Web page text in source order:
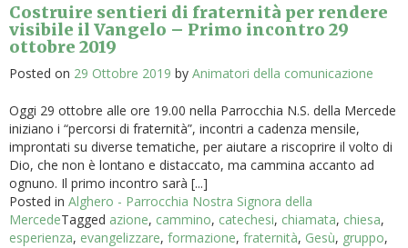
Costruire sentieri di fraternità per rendere
visibile il Vangelo – Primo incontro 29
ottobre 2019
Posted on 29 Ottobre 2019 by Animatori della comunicazione
Oggi 29 ottobre alle ore 19.00 nella Parrocchia N.S. della Mercede
iniziano i “percorsi di fraternità”, incontri a cadenza mensile,
improntati su diverse tematiche, per aiutare a riscoprire il volto di
Dio, che non è lontano e distaccato, ma cammina accanto ad
ognuno. Il primo incontro sarà [...]
Posted in Alghero - Parrocchia Nostra Signora della
MercedeTagged azione, cammino, catechesi, chiamata, chiesa,
esperienza, evangelizzare, formazione, fraternità, Gesù, gruppo,